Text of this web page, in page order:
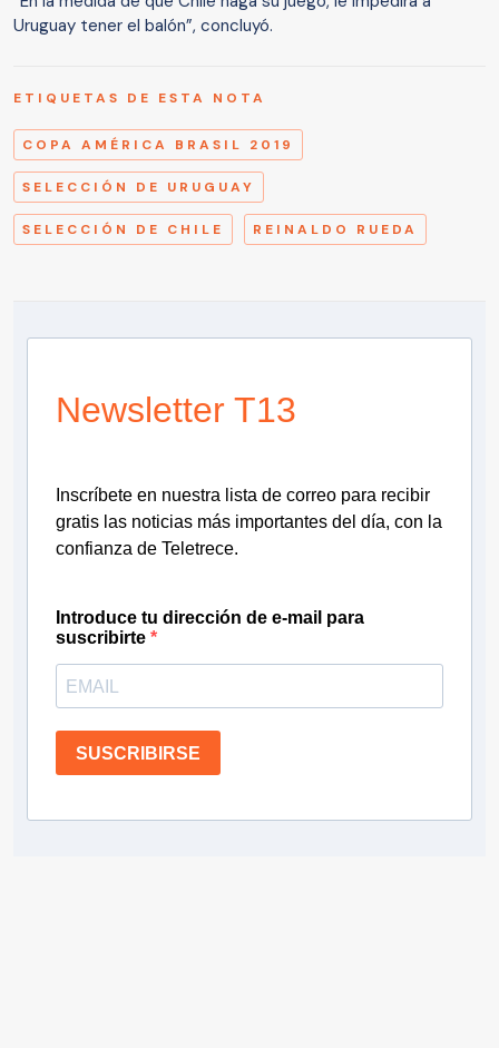
Uruguay tener el balón”, concluyó.
ETIQUETAS DE ESTA NOTA
COPA AMÉRICA BRASIL 2019
SELECCIÓN DE URUGUAY
SELECCIÓN DE CHILE REINALDO RUEDA
Newsletter T13
Inscríbete en nuestra lista de correo para recibir
gratis las noticias más importantes del día, con la
confianza de Teletrece.
Introduce tu dirección de e-mail para
suscribirte
SUSCRIBIRSE